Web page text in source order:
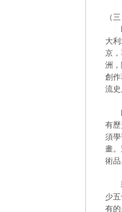
（
郎
大
京
洲
創
流史
郎
有
須
畫
術品
現
少
有